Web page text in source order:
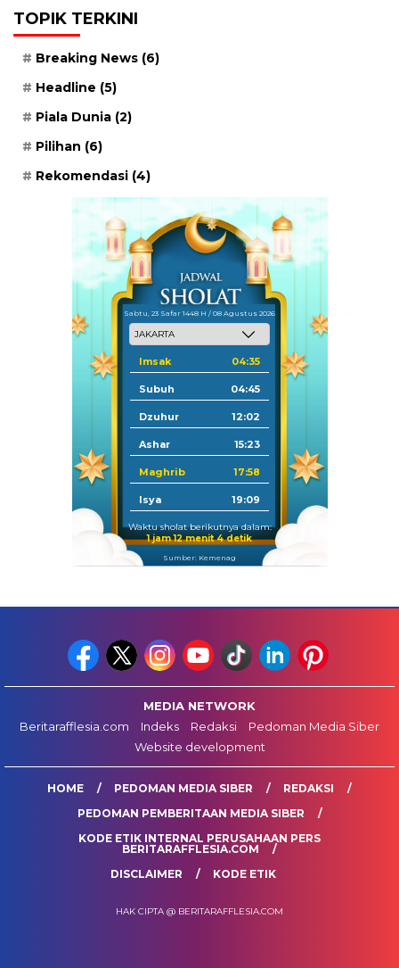
TOPIK TERKINI
Breaking News (6)
Headline (5)
Piala Dunia (2)
Pilihan (6)
Rekomendasi (4)
Sabtu, 23 Safar 1448 H / 08 Agustus 2026
Imsak 04:35
Subuh 04:45
Dzuhur 12:02
Ashar 15:23
Maghrib 17:58
Isya 19:09
Waktu sholat berikutnya dalam:
1 jam 12 menit 3 detik
Sumber: Kemenag
MEDIA NETWORK
Beritarafflesia.com
Indeks Redaksi
Pedoman Media Siber
Website development
HOME PEDOMAN MEDIA SIBER
REDAKSI
PEDOMAN PEMBERITAAN MEDIA SIBER
KODE ETIK INTERNAL PERUSAHAAN PERS
BERITARAFFLESIA.COM
DISCLAIMER
KODE ETIK
HAK CIPTA @ BERITARAFFLESIA.COM